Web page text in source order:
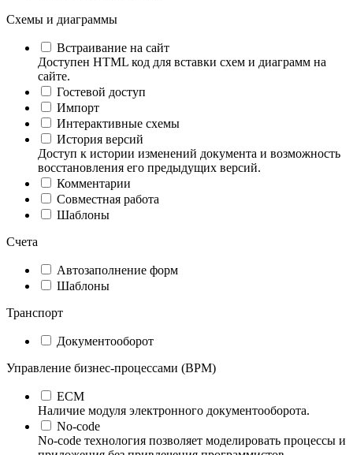
Схемы и диаграммы
Встраивание на сайт
Доступен HTML код для вставки схем и диаграмм на
сайте.
Гостевой доступ
Импорт
Интерактивные схемы
История версий
Доступ к истории изменений документа и возможность
восстановления его предыдущих версий.
Комментарии
Совместная работа
Шаблоны
Счета
Автозаполнение форм
Шаблоны
Транспорт
Документооборот
Управление бизнес-процессами (BPM)
ECM
Наличие модуля электронного документооборота.
No-code
No-code технология позволяет моделировать процессы и